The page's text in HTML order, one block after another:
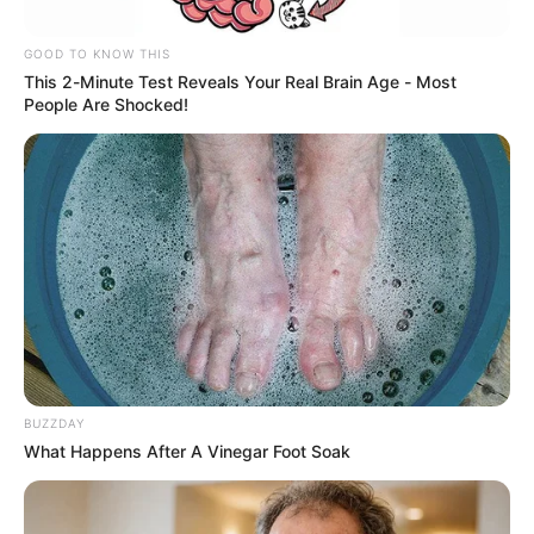
Colprensa
Partido de Inter de Bogotá vs Nacional ya tiene estadio
para jugarse.
Por:Anthonny José Galindo Florian
Mayo 8, 2026
GOOD TO KNOW THIS
This 2-Minute Test Reveals Your Real Brain Age - Most
People Are Shocked!
BUZZDAY
What Happens After A Vinegar Foot Soak